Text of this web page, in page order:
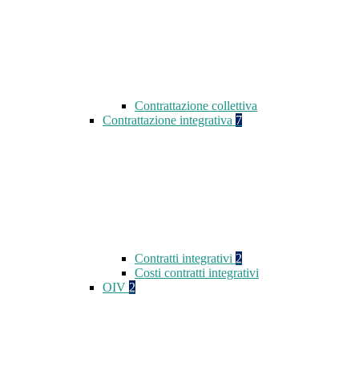
Contrattazione collettiva
Contrattazione integrativa 7
Contratti integrativi 2
Costi contratti integrativi
OIV 2